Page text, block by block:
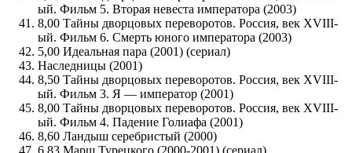
ый. Фильм 5. Вторая невеста императора (2003)
8,00 Тайны дворцовых переворотов. Россия, век XVIII-
ый. Фильм 6. Смерть юного императора (2003)
5,00 Идеальная пара (2001) (сериал)
Наследницы (2001)
8,50 Тайны дворцовых переворотов. Россия, век XVIII-
ый. Фильм 3. Я — император (2001)
8,00 Тайны дворцовых переворотов. Россия, век XVIII-
ый. Фильм 4. Падение Голиафа (2001)
8,60 Ландыш серебристый (2000)